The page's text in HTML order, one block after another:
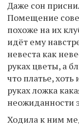
Даже сон
Помещение
похоже на их
идёт ему
невеста как
руках цветы, а
что платье, хоть
руках ложка
неожиданности
Ходила к ним